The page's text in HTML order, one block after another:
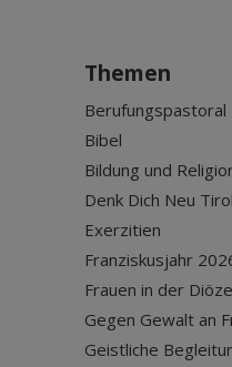
Themen
Berufungspastoral
Bibel
Bildung und
Denk Dich Neu Tirol
Exerzitien
Franziskusjahr
Frauen in der
Gegen Gewalt an
Geistliche